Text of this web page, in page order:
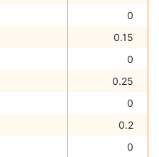
0
0.15
0
0.25
0
0.2
0